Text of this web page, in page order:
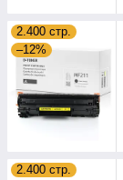
2.400 стр.
–12%
2.400 стр.